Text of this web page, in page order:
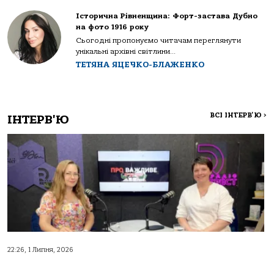
Історична Рівненщина: Форт-застава Дубно
на фото 1916 року
Сьогодні пропонуємо читачам переглянути
унікальні архівні світлини...
ТЕТЯНА ЯЦЕЧКО-БЛАЖЕНКО
ІНТЕРВ'Ю ВСІ ІНТЕРВ'Ю >
22:26, 1 Липня, 2026